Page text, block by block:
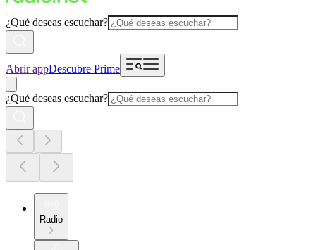
¿Qué deseas escuchar?
Abrir appDescubre Prime
¿Qué deseas escuchar?
Radio